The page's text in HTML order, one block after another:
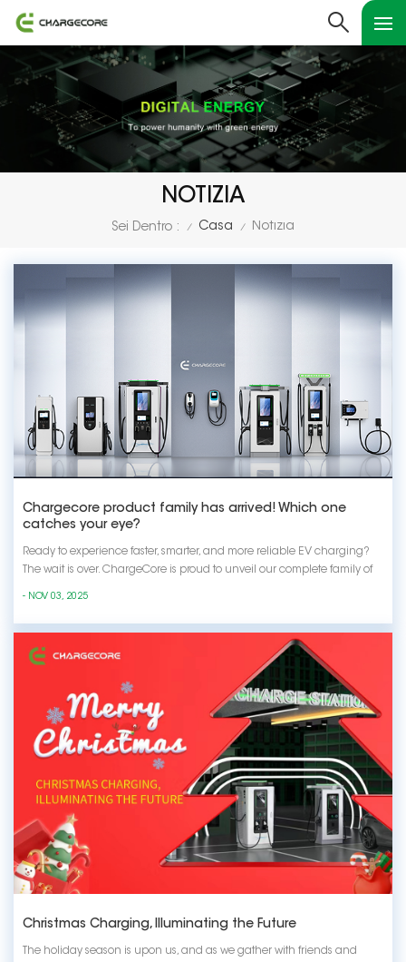
NOTIZIA
Sei Dentro : / Casa / Notizia
Chargecore product family has arrived! Which one
catches your eye?
Ready to experience faster, smarter, and more reliable EV charging?
The wait is over. ChargeCore is proud to unveil our complete family of
- NOV 03, 2025
Christmas Charging, Illuminating the Future
The holiday season is upon us, and as we gather with friends and